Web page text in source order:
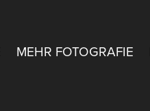
MEHR FOTOGRAFIE